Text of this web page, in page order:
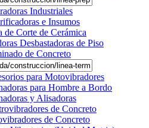
Industriales
e Insumos
de Corte de Cerámica
Desbastadoras de Piso
de Concreto
para Motovibradores
para Hombre a Bordo
y Alisadoras
de Concreto
de Concreto